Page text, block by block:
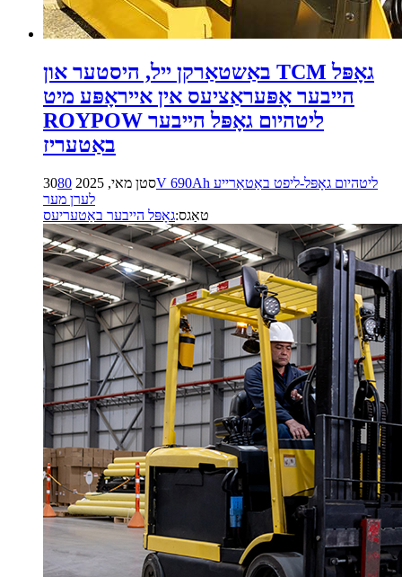
באַשטאַרקן ייל, היסטער און TCM גאָפּל
הייבער אָפּעראַציעס אין אייראָפּע מיט
ROYPOW ליטהיום גאָפּל הייבער
באַטעריז
30סטן מאי, 2025
80V 690Ah ליטהיום גאָפּל-ליפט באַטאַרייע
לערן מער
טאַגס:גאָפּל הייבער באַטעריעס